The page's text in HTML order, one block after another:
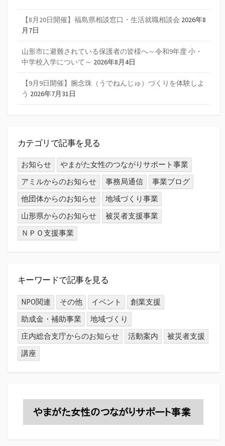
【8月20日開催】福島県相談窓口・生活就職相談会 2026年8
月7日
山形市に避難されている保護者の皆様へ～令和9年度 小・
中学校入学について～ 2026年8月4日
【9月9日開催】腕念珠（うでねんじゅ）づくりを体験しよ
う 2026年7月31日
カテゴリで記事を見る
お知らせ
やまがた女性のつながりサポート事業
アミルからのお知らせ
事務局通信
事業ブログ
他団体からのお知らせ
地域づくり事業
山形県からのお知らせ
被災者支援事業
ＮＰＯ支援事業
キーワードで記事を見る
NPO関連 その他 イベント
創業支援
助成金・補助事業
地域づくり
庄内総合支庁からのお知らせ
活動案内
被災者支援
講座